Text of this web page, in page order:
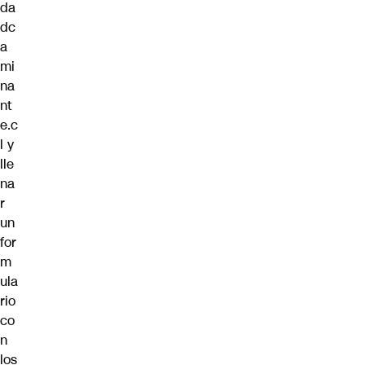
da
dc
a
mi
na
nt
e.c
l y
lle
na
r
un
for
m
ula
rio
co
n
los